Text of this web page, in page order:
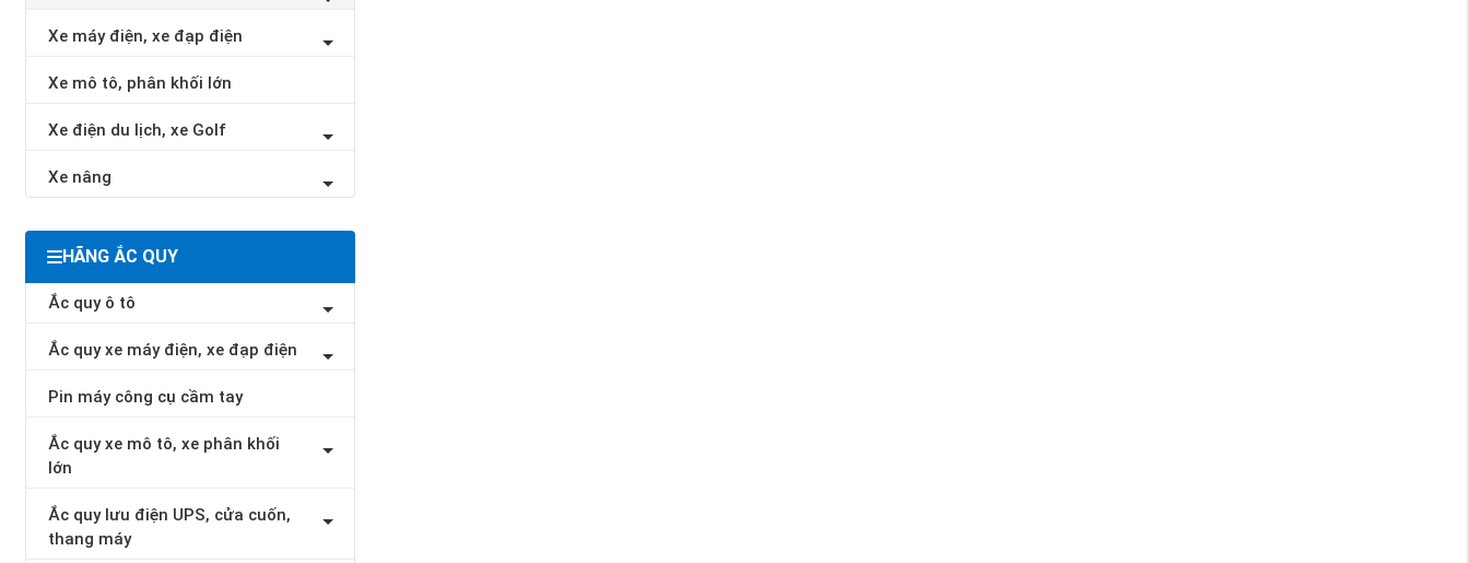
Xe máy điện, xe đạp điện
Xe mô tô, phân khối lớn
Xe điện du lịch, xe Golf
Xe nâng
HÃNG ẮC QUY
Ắc quy ô tô
Ắc quy xe máy điện, xe đạp điện
Pin máy công cụ cầm tay
Ắc quy xe mô tô, xe phân khối
lớn
Ắc quy lưu điện UPS, cửa cuốn,
thang máy